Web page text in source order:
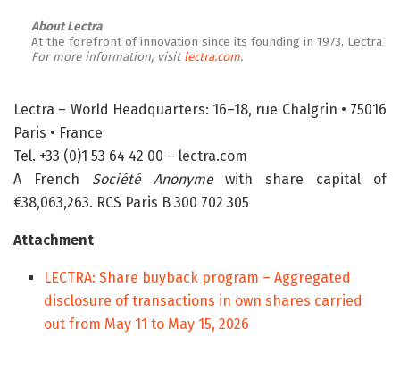
About Lectra
At the forefront of innovation since its founding in 1973, Lectra
For more information, visit lectra.com.
Lectra – World Headquarters: 16–18, rue Chalgrin • 75016
Paris • France
Tel. +33 (0)1 53 64 42 00 – lectra.com
A French Société Anonymewith share capital of
€38,063,263. RCS Paris B 300 702 305
Attachment
LECTRA: Share buyback program – Aggregated
disclosure of transactions in own shares carried
out from May 11 to May 15, 2026